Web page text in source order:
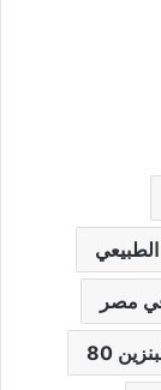
الطبيعي
مصر
80